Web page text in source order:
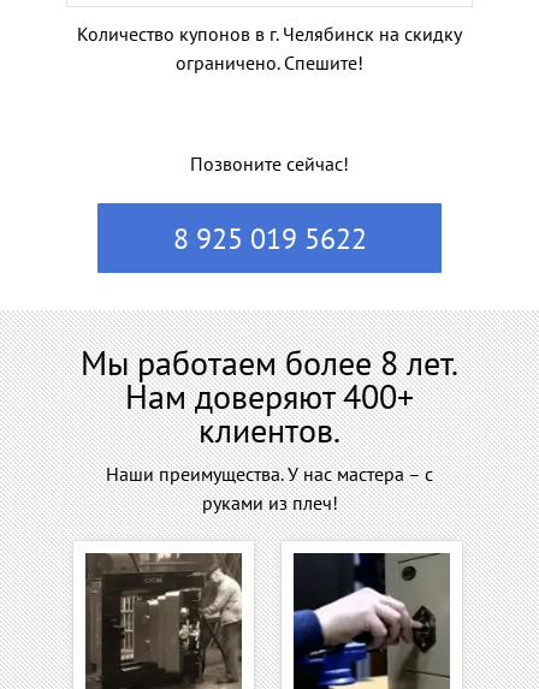
Количество купонов в г. Челябинск на скидку
ограничено. Спешите!
Позвоните сейчас!
8 925 019 5622
Мы работаем более 8 лет.
Нам доверяют 400+
клиентов.
Наши преимущества. У нас мастера – с
руками из плеч!